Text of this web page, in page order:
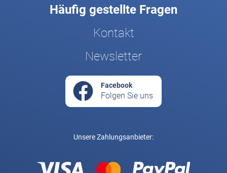
Häufig gestellte Fragen
Kontakt
Newsletter
Facebook
Folgen Sie uns
Unsere Zahlungsanbieter: